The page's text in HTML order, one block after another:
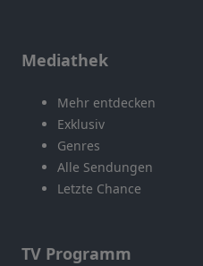
Mediathek
Mehr entdecken
Exklusiv
Genres
Alle Sendungen
Letzte Chance
TV Programm